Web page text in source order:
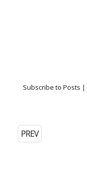
Subscribe to Posts |
PREV